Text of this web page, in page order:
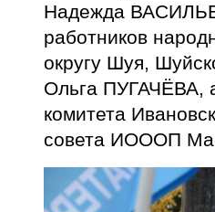
Надежда
работников
округу Шуя,
Ольга ПУГАЧЁВА,
комитета
совета ИОООП